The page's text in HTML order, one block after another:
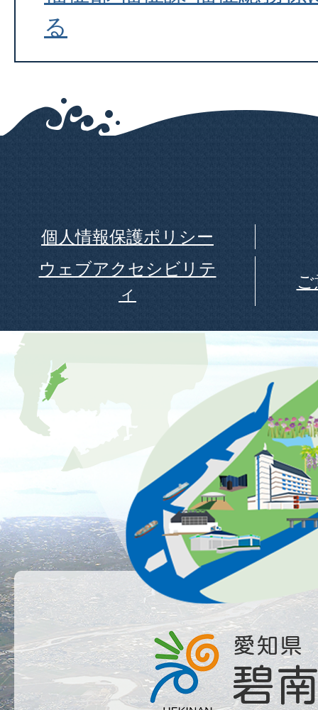
る
個人情報保護ポリシー
ウェブアクセシビリテ
ィ